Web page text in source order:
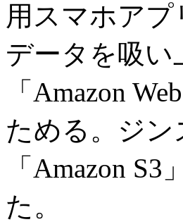
用スマホア
データを吸
「Amazon
ためる。ジ
「Amazon
た。